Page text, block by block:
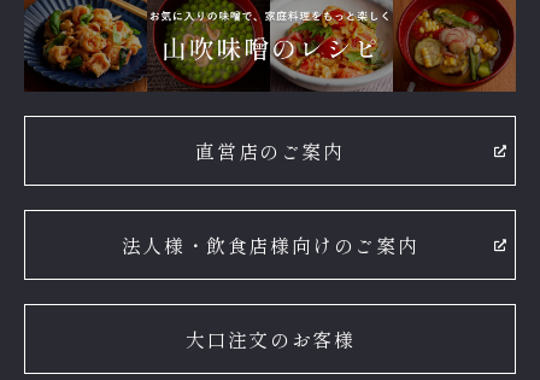
直営店のご案内
法人様・飲食店様向けのご案内
大口注文のお客様